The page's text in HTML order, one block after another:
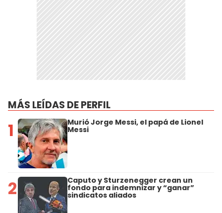
MÁS LEÍDAS DE PERFIL
1 Murió Jorge Messi, el papá de Lionel
Messi
2 Caputo y Sturzenegger crean un
fondo para indemnizar y “ganar”
sindicatos aliados